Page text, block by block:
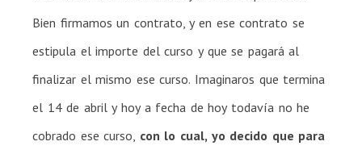
Bien firmamos un contrato, y en ese contrato se
estipula el importe del curso y que se pagará al
finalizar el mismo ese curso. Imaginaros que termina
el 14 de abril y hoy a fecha de hoy todavía no he
cobrado ese curso, con lo cual, yo decido que para